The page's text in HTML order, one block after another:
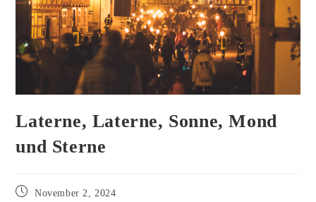
Laterne, Laterne, Sonne, Mond
und Sterne
November 2, 2024